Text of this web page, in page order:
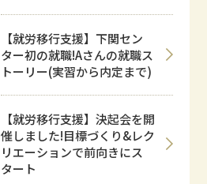
【就労移行支援】下関セン
ター初の就職!Aさんの就職ス
トーリー(実習から内定まで)
【就労移行支援】決起会を開
催しました!目標づくり&レク
リエーションで前向きにス
タート